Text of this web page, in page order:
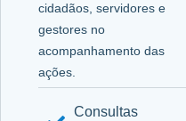
cidadãos, servidores e
gestores no
acompanhamento das
ações.
Consultas